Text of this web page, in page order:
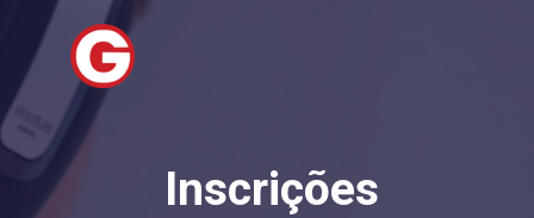
Inscrições